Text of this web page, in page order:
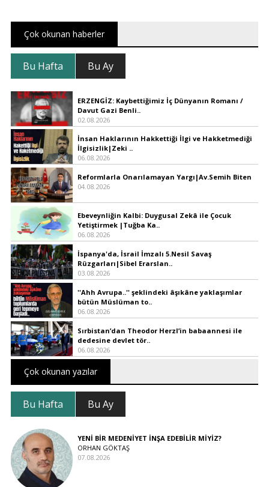
Çok okunan haberler
Bu Hafta Bu Ay
ERZENGİZ: Kaybettiğimiz İç Dünyanın Romanı /
Davut Gazi Benli..
02.08.2026
İnsan Haklarının Hakkettiği İlgi ve Hakketmediği
İlgisizlik|Zeki ..
06.08.2026
Reformlarla Onarılamayan Yargı|Av.Semih Biten
04.08.2026
Ebeveynliğin Kalbi: Duygusal Zekâ ile Çocuk
Yetiştirmek |Tuğba Ka..
06.08.2026
İspanya'da, İsrail İmzalı 5.Nesil Savaş
Rüzgarları|Sibel Erarslan..
03.08.2026
''Ahh Avrupa..'' şeklindeki âşıkâne yaklaşımlar
bütün Müslüman to..
06.08.2026
Sırbistan’dan Theodor Herzl’in babaannesi ile
dedesine devlet tör..
06.08.2026
Çok okunan yazılar
Bu Hafta Bu Ay
YENİ BİR MEDENİYET İNŞA EDEBİLİR MİYİZ?
ORHAN GÖKTAŞ
07.08.2026